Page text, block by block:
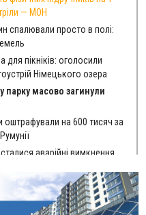
— МОН
спалювали просто в полі:
для пікніків: оголосили
Німецького озера
парку масово загинули
оштрафували на 600 тисяч за
аварійні вимкнення
лікарні двох
тисячі гривень